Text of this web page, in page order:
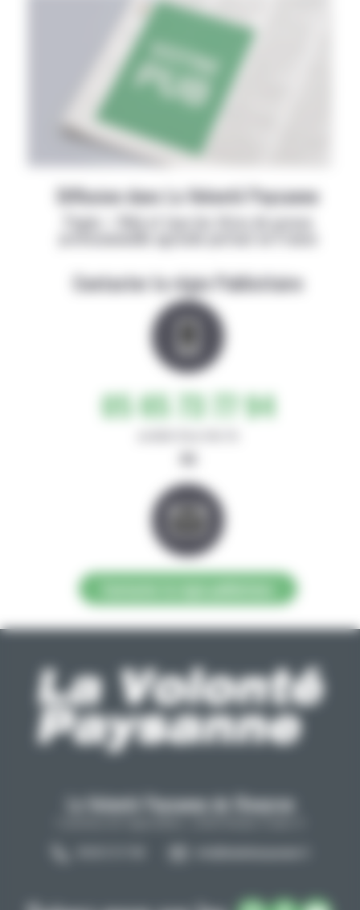
Diffusion dans La Volonté Paysanne
Papier + Web et tous les titres de presse
Contacter la régie Publicitaire
05 65 73 77 94
ou
La Volonté Paysanne de l'Aveyron